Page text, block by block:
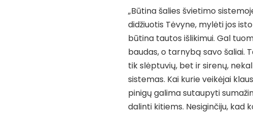
„Būtina šalies švietimo
didžiuotis Tėvyne, mylėti jos
būtina tautos išlikimui. Gal
baudas, o tarnybą savo šaliai.
tik slėptuvių, bet ir sirenų,
sistemas. Kai kurie veikėjai
pinigų galima sutaupyti
dalinti kitiems. Nesiginčiju, kad